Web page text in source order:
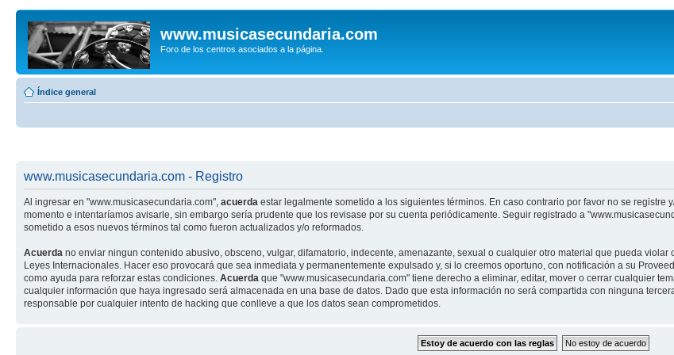
www.musicasecundaria.com
Foro de los centros asociados a la página.
Índice general
www.musicasecundaria.com - Registro
Al ingresar en "www.musicasecundaria.com", acuerda estar legalmente sometido a los siguientes términos. En caso contrario por favor no se
momento e intentaríamos avisarle, sin embargo sería prudente que los revisase por su cuenta periódicamente. Seguir registrado a
sometido a esos nuevos términos tal como fueron actualizados y/o reformados.
Acuerda no enviar ningun contenido abusivo, obsceno, vulgar, difamatorio, indecente, amenazante, sexual o cualquier otro material que pueda
Leyes Internacionales. Hacer eso provocará que sea inmediata y permanentemente expulsado y, si lo creemos oportuno, con notificación a su
como ayuda para reforzar estas condiciones. Acuerda que "www.musicasecundaria.com" tiene derecho a eliminar, editar, mover o cerrar cualquier
cualquier información que haya ingresado será almacenada en una base de datos. Dado que esta información no será compartida con ninguna
responsable por cualquier intento de hacking que conlleve a que los datos sean comprometidos.